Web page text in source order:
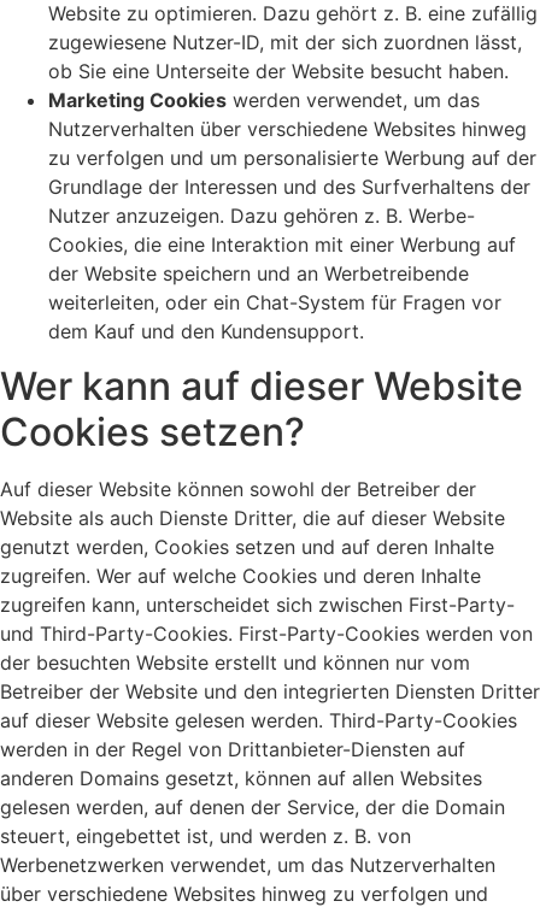
Website zu optimieren. Dazu gehört z. B. eine zufällig
zugewiesene Nutzer-ID, mit der sich zuordnen lässt,
ob Sie eine Unterseite der Website besucht haben.
Marketing Cookies werden verwendet, um das
Nutzerverhalten über verschiedene Websites hinweg
zu verfolgen und um personalisierte Werbung auf der
Grundlage der Interessen und des Surfverhaltens der
Nutzer anzuzeigen. Dazu gehören z. B. Werbe-
Cookies, die eine Interaktion mit einer Werbung auf
der Website speichern und an Werbetreibende
weiterleiten, oder ein Chat-System für Fragen vor
dem Kauf und den Kundensupport.
Wer kann auf dieser Website
Cookies setzen?
Auf dieser Website können sowohl der Betreiber der
Website als auch Dienste Dritter, die auf dieser Website
genutzt werden, Cookies setzen und auf deren Inhalte
zugreifen. Wer auf welche Cookies und deren Inhalte
zugreifen kann, unterscheidet sich zwischen First-Party-
und Third-Party-Cookies. First-Party-Cookies werden von
der besuchten Website erstellt und können nur vom
Betreiber der Website und den integrierten Diensten Dritter
auf dieser Website gelesen werden. Third-Party-Cookies
werden in der Regel von Drittanbieter-Diensten auf
anderen Domains gesetzt, können auf allen Websites
gelesen werden, auf denen der Service, der die Domain
steuert, eingebettet ist, und werden z. B. von
Werbenetzwerken verwendet, um das Nutzerverhalten
über verschiedene Websites hinweg zu verfolgen und